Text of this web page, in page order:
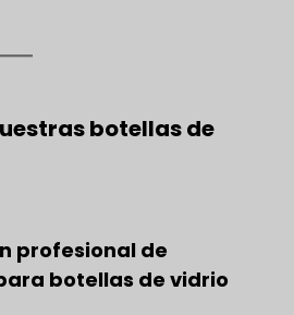
botellas de
profesional de
botellas de vidrio